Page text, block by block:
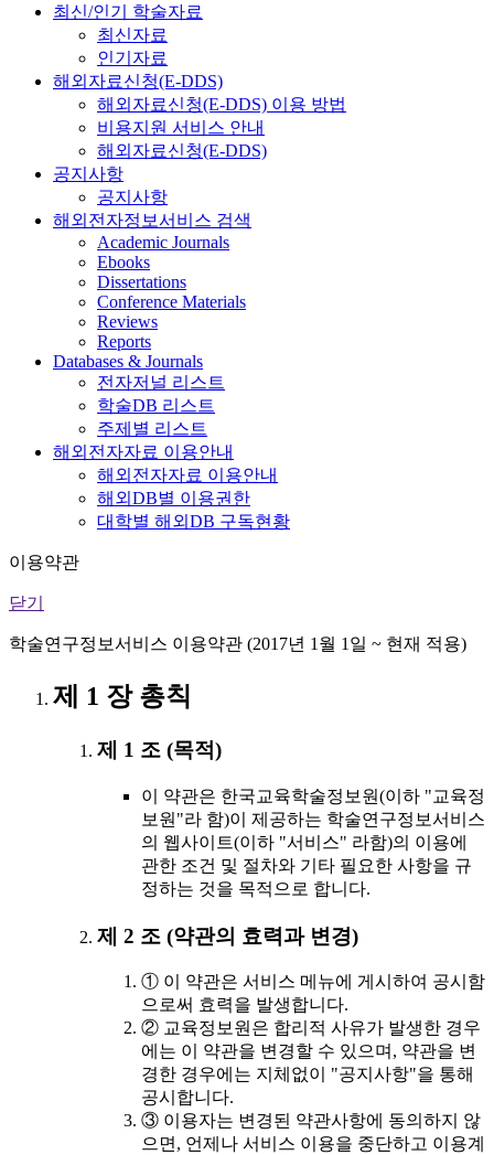
최신/인기 학술자료
최신자료
인기자료
해외자료신청(E-DDS)
해외자료신청(E-DDS) 이용 방법
비용지원 서비스 안내
해외자료신청(E-DDS)
공지사항
공지사항
해외전자정보서비스 검색
Academic Journals
Ebooks
Dissertations
Conference Materials
Reviews
Reports
Databases & Journals
전자저널 리스트
학술DB 리스트
주제별 리스트
해외전자자료 이용안내
해외전자자료 이용안내
해외DB별 이용권한
대학별 해외DB 구독현황
이용약관
닫기
학술연구정보서비스 이용약관 (2017년 1월 1일 ~ 현재 적용)
제 1 장 총칙
제 1 조 (목적)
이 약관은 한국교육학술정보원(이하 "교육정
보원"라 함)이 제공하는 학술연구정보서비스
의 웹사이트(이하 "서비스" 라함)의 이용에
관한 조건 및 절차와 기타 필요한 사항을 규
정하는 것을 목적으로 합니다.
제 2 조 (약관의 효력과 변경)
① 이 약관은 서비스 메뉴에 게시하여 공시함
으로써 효력을 발생합니다.
② 교육정보원은 합리적 사유가 발생한 경우
에는 이 약관을 변경할 수 있으며, 약관을 변
경한 경우에는 지체없이 "공지사항"을 통해
공시합니다.
③ 이용자는 변경된 약관사항에 동의하지 않
으면, 언제나 서비스 이용을 중단하고 이용계